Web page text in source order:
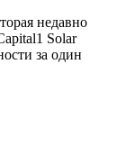
недавно
Solar
за один